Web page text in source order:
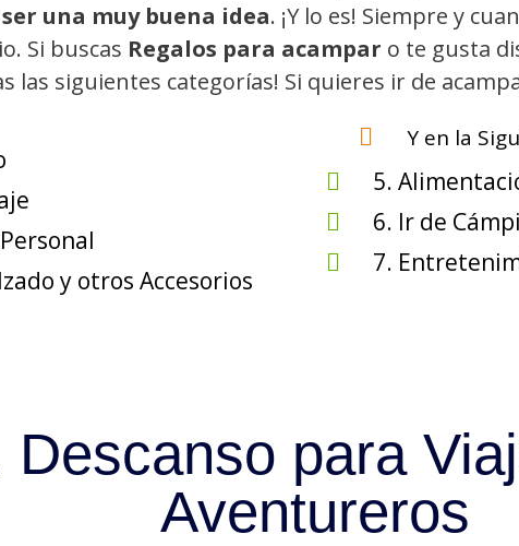
una muy buena idea. ¡Y lo es! Siempre y
Si buscas Regalos para acampar o te gusta
las siguientes categorías! Si quieres ir de
y otros Accesorios
Y en la
5.
6. Ir de
7.
Descanso para
Aventureros